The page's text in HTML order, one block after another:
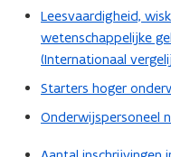
n
n
i
e
u
e
n
t
n
n
Leesvaardigheid,
wetenschappelijke
(Internationaal
(
o
p
e
t
Starters hoger
Onderwijspersoneel